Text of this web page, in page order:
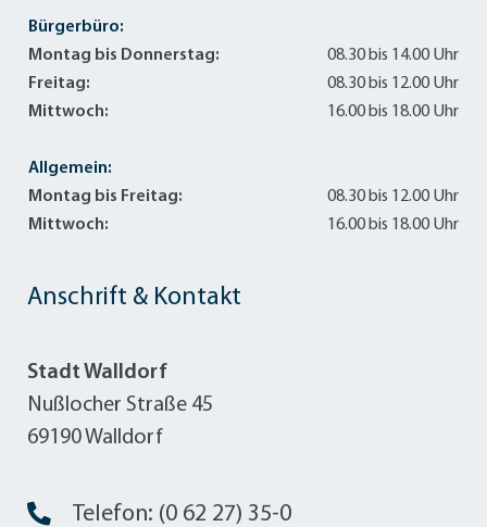
Anschrift & Kontakt
Stadt Walldorf
Nußlocher Straße 45
69190 Walldorf
Telefon: (0 62 27) 35-0
Bürgerbüro:
Montag bis Donnerstag:
08.30 bis 14.00 Uhr
Freitag:
08.30 bis 12.00 Uhr
Mittwoch:
16.00 bis 18.00 Uhr
Allgemein:
Montag bis Freitag:
08.30 bis 12.00 Uhr
Mittwoch:
16.00 bis 18.00 Uhr